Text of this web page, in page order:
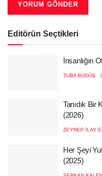
Editörün Seçtikleri
İnsanlığın
TUBA BÜDÜŞ
Tanıdık
(2026)
ZEYNEP İLAY
Her Şeyi
(2025)